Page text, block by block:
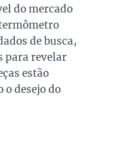
do mercado
de busca,
para revelar
estão
desejo do